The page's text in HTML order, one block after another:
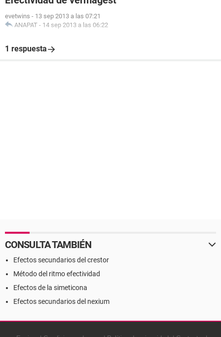
evetwins - 13 sep 2013 a las 07:21
ANAPAT - 14 sep 2013 a las 06:22
1 respuesta
CONSULTA TAMBIÉN
Efectos secundarios del crestor
Método del ritmo efectividad
Efectos de la simeticona
Efectos secundarios del nexium